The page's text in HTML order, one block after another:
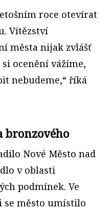
roce otevírat
Vítězství
města nijak zvlášť
ocenění vážíme,
nebudeme,“ říká
bronzového
Nové Město nad
v oblasti
podmínek. Ve
se město umístilo